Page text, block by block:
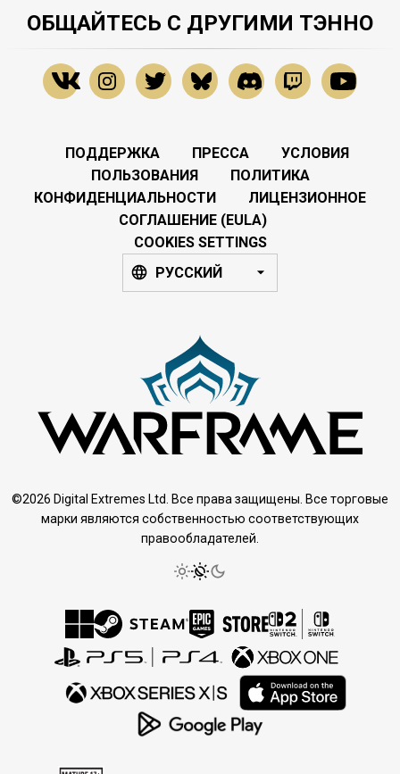
ОБЩАЙТЕСЬ С ДРУГИМИ ТЭННО
ПОДДЕРЖКА ПРЕССА
УСЛОВИЯ
ПОЛЬЗОВАНИЯ
ПОЛИТИКА
КОНФИДЕНЦИАЛЬНОСТИ
ЛИЦЕНЗИОННОЕ
СОГЛАШЕНИЕ (EULA)
COOKIES SETTINGS
РУССКИЙ
©2026 Digital Extremes Ltd. Все права защищены. Все торговые
марки являются собственностью соответствующих
правообладателей.